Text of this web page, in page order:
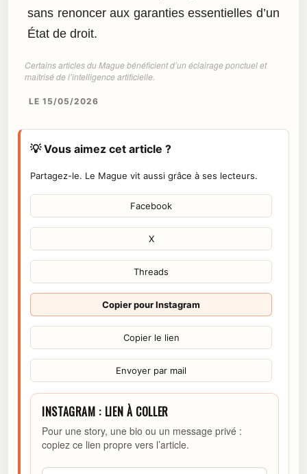
sans renoncer aux garanties essentielles d’un
État de droit.
Certains articles du Mague bénéficient d’un éclairage ponctuel et
maîtrisé de l’intelligence artificielle.
LE 15/05/2026
💡 Vous aimez cet article ?
Partagez-le. Le Mague vit aussi grâce à ses lecteurs.
Facebook
X
Threads
Copier pour Instagram
Copier le lien
Envoyer par mail
INSTAGRAM : LIEN À COLLER
Pour une story, une bio ou un message privé :
copiez ce lien propre vers l’article.